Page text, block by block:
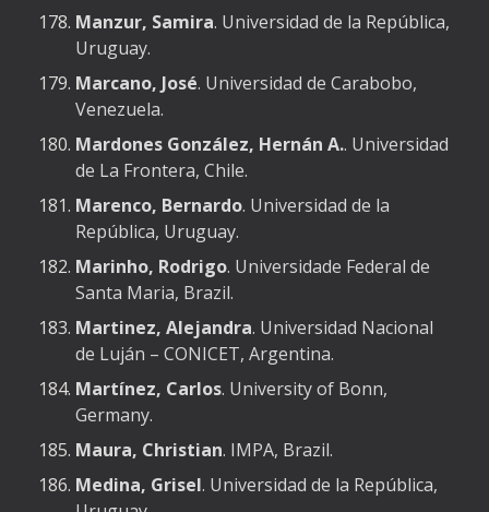
Manzur, Samira. Universidad de la República,
Uruguay.
Marcano, José. Universidad de Carabobo,
Venezuela.
Mardones González, Hernán A.. Universidad
de La Frontera, Chile.
Marenco, Bernardo. Universidad de la
República, Uruguay.
Marinho, Rodrigo. Universidade Federal de
Santa Maria, Brazil.
Martinez, Alejandra. Universidad Nacional
de Luján – CONICET, Argentina.
Martínez, Carlos. University of Bonn,
Germany.
Maura, Christian. IMPA, Brazil.
Medina, Grisel. Universidad de la República,